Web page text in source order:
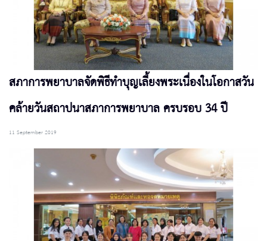
สภาการพยาบาลจัดพิธีทำบุญเลี้ยงพระเนื่องในโอกาสวัน
คล้ายวันสถาปนาสภาการพยาบาล ครบรอบ 34 ปี
11 September 2019